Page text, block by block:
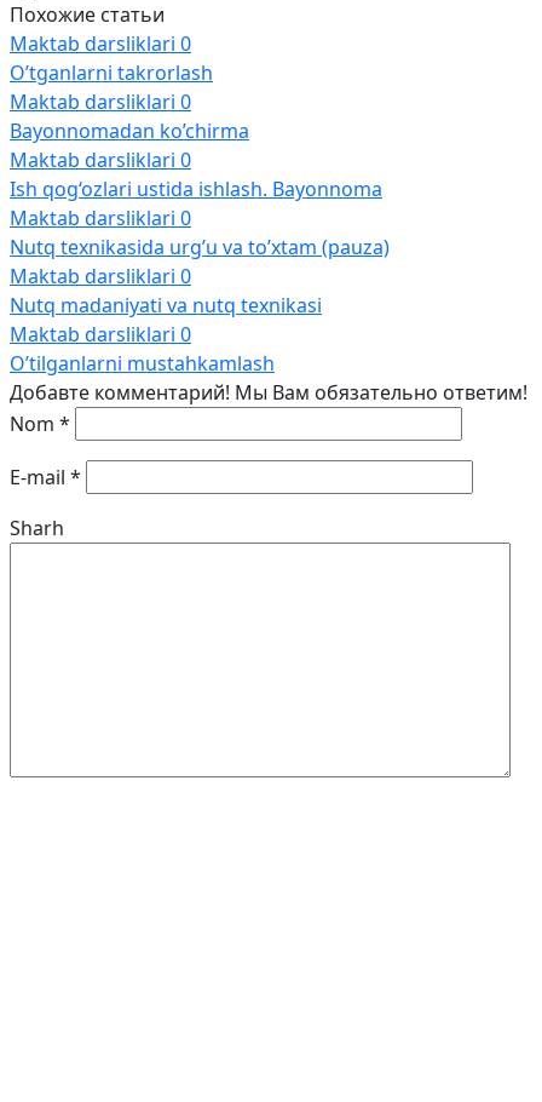
Похожие статьи
Maktab darsliklari 0
O’tganlarni takrorlash
Maktab darsliklari 0
Bayonnomadan ko’chirma
Maktab darsliklari 0
Ish qog‘ozlari ustida ishlash. Bayonnoma
Maktab darsliklari 0
Nutq texnikasida urg’u va to’xtam (pauza)
Maktab darsliklari 0
Nutq madaniyati va nutq texnikasi
Maktab darsliklari 0
O’tilganlarni mustahkamlash
Добавте комментарий! Мы Вам обязательно ответим!
Nom *
E-mail *
Sharh